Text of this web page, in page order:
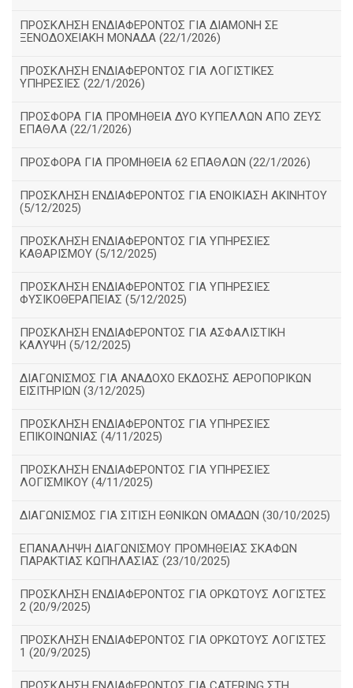
ΠΡΟΣΚΛΗΣΗ ΕΝΔΙΑΦΕΡΟΝΤΟΣ ΓΙΑ ΔΙΑΜΟΝΗ ΣΕ
ΞΕΝΟΔΟΧΕΙΑΚΗ ΜΟΝΑΔΑ (22/1/2026)
ΠΡΟΣΚΛΗΣΗ ΕΝΔΙΑΦΕΡΟΝΤΟΣ ΓΙΑ ΛΟΓΙΣΤΙΚΕΣ
ΥΠΗΡΕΣΙΕΣ (22/1/2026)
ΠΡΟΣΦΟΡΑ ΓΙΑ ΠΡΟΜΗΘΕΙΑ ΔΥΟ ΚΥΠΕΛΛΩΝ ΑΠΟ ΖΕΥΣ
ΕΠΑΘΛΑ (22/1/2026)
ΠΡΟΣΦΟΡΑ ΓΙΑ ΠΡΟΜΗΘΕΙΑ 62 ΕΠΑΘΛΩΝ (22/1/2026)
ΠΡΟΣΚΛΗΣΗ ΕΝΔΙΑΦΕΡΟΝΤΟΣ ΓΙΑ ΕΝΟΙΚΙΑΣΗ ΑΚΙΝΗΤΟΥ
(5/12/2025)
ΠΡΟΣΚΛΗΣΗ ΕΝΔΙΑΦΕΡΟΝΤΟΣ ΓΙΑ ΥΠΗΡΕΣΙΕΣ
ΚΑΘΑΡΙΣΜΟΥ (5/12/2025)
ΠΡΟΣΚΛΗΣΗ ΕΝΔΙΑΦΕΡΟΝΤΟΣ ΓΙΑ ΥΠΗΡΕΣΙΕΣ
ΦΥΣΙΚΟΘΕΡΑΠΕΙΑΣ (5/12/2025)
ΠΡΟΣΚΛΗΣΗ ΕΝΔΙΑΦΕΡΟΝΤΟΣ ΓΙΑ ΑΣΦΑΛΙΣΤΙΚΗ
ΚΑΛΥΨΗ (5/12/2025)
ΔΙΑΓΩΝΙΣΜΟΣ ΓΙΑ ΑΝΑΔΟΧΟ ΕΚΔΟΣΗΣ ΑΕΡΟΠΟΡΙΚΩΝ
ΕΙΣΙΤΗΡΙΩΝ (3/12/2025)
ΠΡΟΣΚΛΗΣΗ ΕΝΔΙΑΦΕΡΟΝΤΟΣ ΓΙΑ ΥΠΗΡΕΣΙΕΣ
ΕΠΙΚΟΙΝΩΝΙΑΣ (4/11/2025)
ΠΡΟΣΚΛΗΣΗ ΕΝΔΙΑΦΕΡΟΝΤΟΣ ΓΙΑ ΥΠΗΡΕΣΙΕΣ
ΛΟΓΙΣΜΙΚΟΥ (4/11/2025)
ΔΙΑΓΩΝΙΣΜΟΣ ΓΙΑ ΣΙΤΙΣΗ ΕΘΝΙΚΩΝ ΟΜΑΔΩΝ (30/10/2025)
ΕΠΑΝΑΛΗΨΗ ΔΙΑΓΩΝΙΣΜΟΥ ΠΡΟΜΗΘΕΙΑΣ ΣΚΑΦΩΝ
ΠΑΡΑΚΤΙΑΣ ΚΩΠΗΛΑΣΙΑΣ (23/10/2025)
ΠΡΟΣΚΛΗΣΗ ΕΝΔΙΑΦΕΡΟΝΤΟΣ ΓΙΑ ΟΡΚΩΤΟΥΣ ΛΟΓΙΣΤΕΣ
2 (20/9/2025)
ΠΡΟΣΚΛΗΣΗ ΕΝΔΙΑΦΕΡΟΝΤΟΣ ΓΙΑ ΟΡΚΩΤΟΥΣ ΛΟΓΙΣΤΕΣ
1 (20/9/2025)